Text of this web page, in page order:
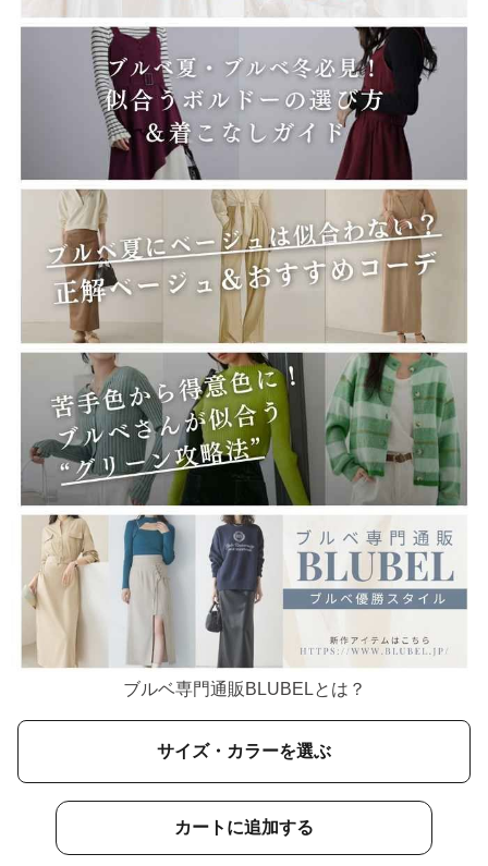
ブルベ専門通販BLUBELとは？
サイズ・カラーを選ぶ
カートに追加する